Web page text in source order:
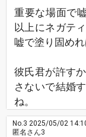
重要な場面で
以上にネガテ
嘘で塗り固め
彼氏君が許す
さないで結婚
ね。
No.3 2025/05/02
匿名さん3